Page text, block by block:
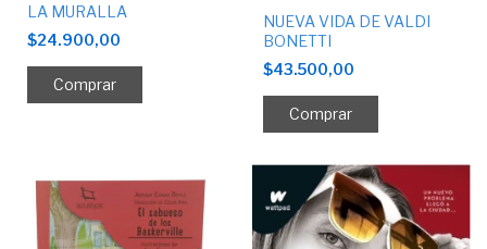
LA MURALLA
$24.900,00
NUEVA VIDA DE VALDI
BONETTI
$43.500,00